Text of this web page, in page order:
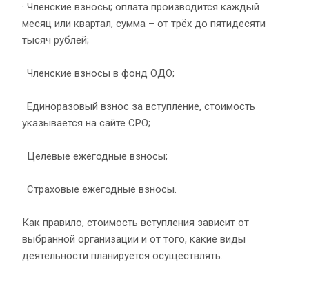
· Членские взносы; оплата производится каждый
месяц или квартал, сумма – от трёх до пятидесяти
тысяч рублей;
· Членские взносы в фонд ОДО;
· Единоразовый взнос за вступление, стоимость
указывается на сайте СРО;
· Целевые ежегодные взносы;
· Страховые ежегодные взносы.
Как правило, стоимость вступления зависит от
выбранной организации и от того, какие виды
деятельности планируется осуществлять.